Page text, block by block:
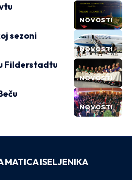
NOVOSTI
NOVOSTI
sezoni
NOVOSTI
Filderstadtu
NOVOSTI
MATICA ISELJENIKA